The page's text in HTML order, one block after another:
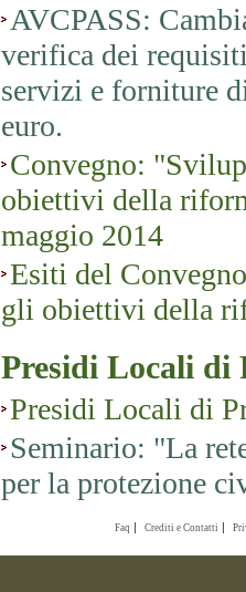
AVCPASS:
verifica dei
servizi e forniture
euro.
Convegno:
obiettivi della
maggio 2014
Esiti del
gli obiettivi della
Presidi Locali di
Presidi Locali di
Seminario: "La
per la protezione
Faq Crediti e Contatti